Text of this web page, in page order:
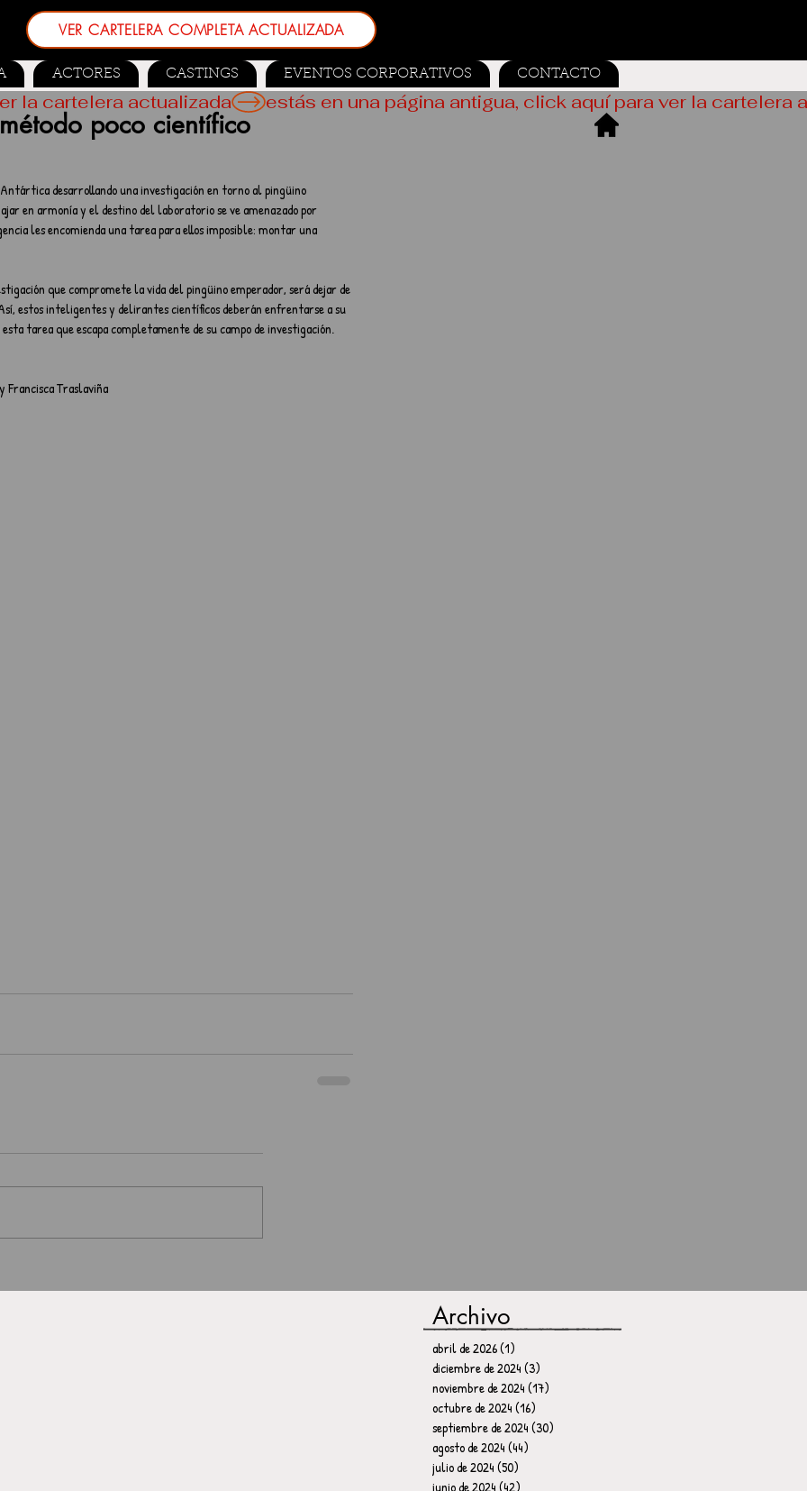
VER CARTELERA COMPLETA ACTUALIZADA
ACTORES CASTINGS EVENTOS CORPORATIVOS CONTACTO
poco científico
desarrollando una investigación en torno al pingüino
en armonía y el destino del laboratorio se ve amenazado por
les encomienda una tarea para ellos imposible: montar una
que compromete la vida del pingüino emperador, será dejar de
estos inteligentes y delirantes científicos deberán enfrentarse a su
tarea que escapa completamente de su campo de investigación.
Francisca Traslaviña
la cartelera actualizada
Archivo
abril de 2026(1)
diciembre de 2024(3)
noviembre de 2024(17)
octubre de 2024(16)
septiembre de 2024(30)
agosto de 2024(44)
julio de 2024(50)
junio de 2024(42)